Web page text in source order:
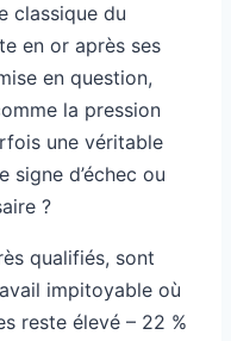
classique du
en or après ses
en question,
la pression
une véritable
d’échec ou
?
qualifiés, sont
impitoyable où
reste élevé – 22 %